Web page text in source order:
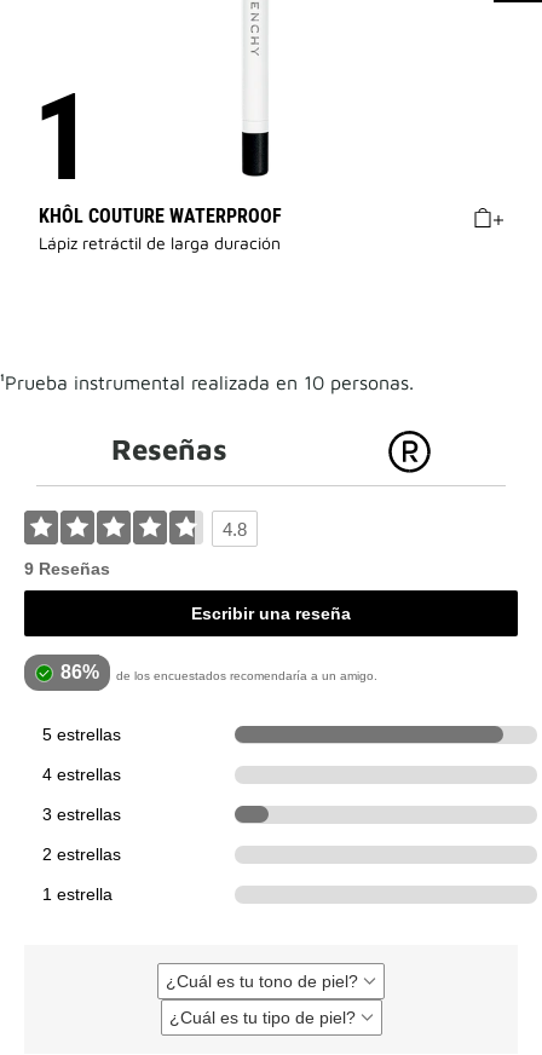
KHÔL COUTURE WATERPROOF
Lápiz retráctil de larga duración
¹Prueba instrumental realizada en 10 personas.
Reseñas
4.8
9 Reseñas
Escribir una reseña
86% de los encuestados recomendaría a un amigo.
5 estrellas
4 estrellas
3 estrellas
2 estrellas
1 estrella
¿Cuál es tu tono de piel?
Filtrar
reseñas
por
¿Cuál es tu tipo de piel?
Filtrar